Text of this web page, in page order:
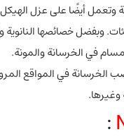
وتعمل أيضًا على عزل
وبفضل خصائصها النانوية
في الخرسانة والمونة.
الخرسانة في المواقع
وغيرها.
: